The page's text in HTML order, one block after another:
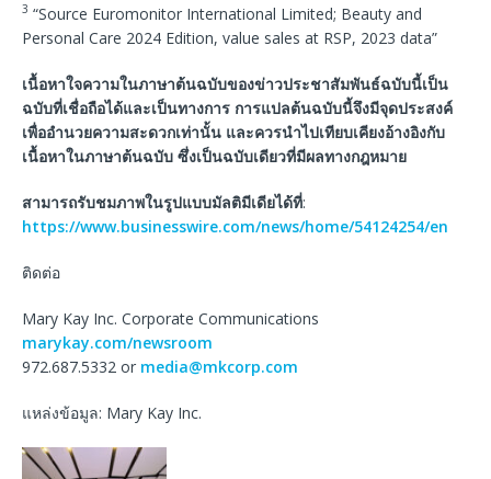
3 “Source Euromonitor International Limited; Beauty and
Personal Care 2024 Edition, value sales at RSP, 2023 data”
เนื้อหาใจความในภาษาต้นฉบับของข่าวประชาสัมพันธ์ฉบับนี้เป็น
ฉบับที่เชื่อถือได้และเป็นทางการ การแปลต้นฉบับนี้จึงมีจุดประสงค์
เพื่ออำนวยความสะดวกเท่านั้น และควรนำไปเทียบเคียงอ้างอิงกับ
เนื้อหาในภาษาต้นฉบับ ซึ่งเป็นฉบับเดียวที่มีผลทางกฎหมาย
สามารถรับชมภาพในรูปแบบมัลติมีเดียได้ที่:
https://www.businesswire.com/news/home/54124254/en
ติดต่อ
Mary Kay Inc. Corporate Communications
marykay.com/newsroom
972.687.5332 or media@mkcorp.com
แหล่งข้อมูล: Mary Kay Inc.